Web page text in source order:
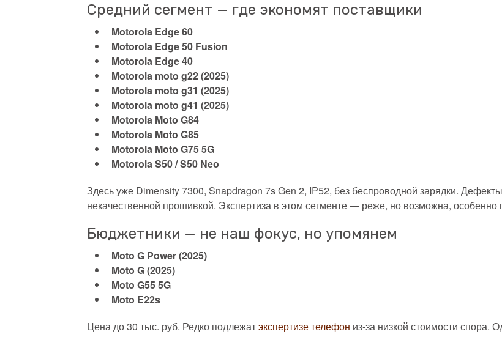
Средний сегмент — где экономят поставщики
Motorola Edge 60
Motorola Edge 50 Fusion
Motorola Edge 40
Motorola moto g22(2025)
Motorola moto g31 (2025)
Motorola moto g41 (2025)
Motorola Moto G84
Motorola Moto G85
Motorola Moto G75 5G
Motorola S50 / S50 Neo
Здесь уже Dimensity 7300, Snapdragon 7s Gen 2, IP52, без беспроводной зарядки.
некачественной прошивкой. Экспертиза в этом сегменте — реже, но возможна, особенно
Бюджетники — не наш фокус, но упомянем
Moto G Power (2025)
Moto G (2025)
Moto G55 5G
Moto E22s
Цена до 30 тыс. руб. Редко подлежатэкспертизе телефон из-за низкой стоимости спора.